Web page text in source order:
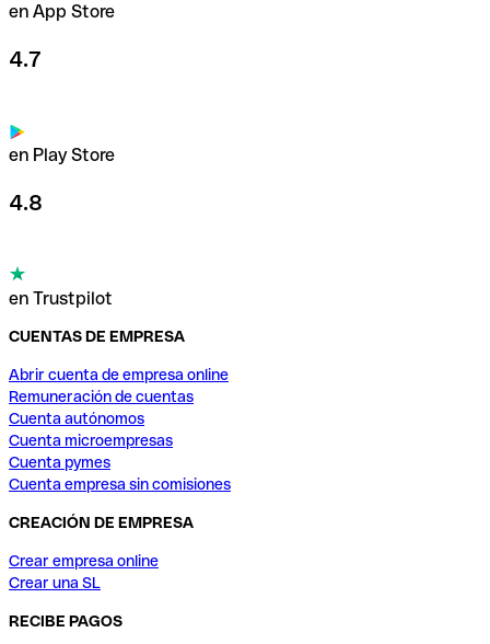
en App Store
4.7
en Play Store
4.8
en Trustpilot
CUENTAS DE EMPRESA
Abrir cuenta de empresa online
Remuneración de cuentas
Cuenta autónomos
Cuenta microempresas
Cuenta pymes
Cuenta empresa sin comisiones
CREACIÓN DE EMPRESA
Crear empresa online
Crear una SL
RECIBE PAGOS